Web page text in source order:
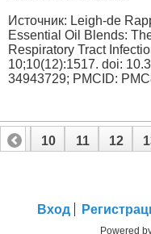
Источник: Leigh-de
Essential Oil Blends:
Respiratory Tract
10;10(12):1517. doi:
34943729; PMCID:
9 10 11 12
Вход
Powered